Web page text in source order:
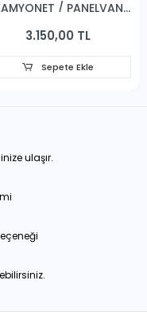
/ PANELVAN
3.150,00 TL
Sepete Ekle
ulaşır.